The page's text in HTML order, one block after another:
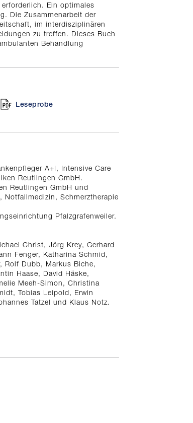
Ein optimales
Die Zusammenarbeit der
im interdisziplinären
zu treffen. Dieses Buch
Behandlung
Leseprobe
A+I, Intensive Care
Reutlingen GmbH.
Reutlingen GmbH und
Schmerztherapie
Pfalzgrafenweiler.
Christ, Jörg Krey, Gerhard
Fenger, Katharina Schmid,
Rolf Dubb, Markus Biche,
Haase, David Häske,
Meeh-Simon, Christina
Tobias Leipold, Erwin
Tatzel und Klaus Notz.